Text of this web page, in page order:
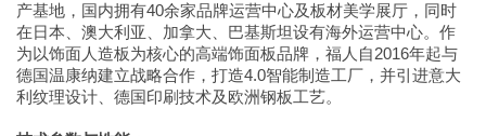
产基地，国内拥有40余家品牌运营中心及板材美学展厅，同时
在日本、澳大利亚、加拿大、巴基斯坦设有海外运营中心。作
为以饰面人造板为核心的高端饰面板品牌，福人自2016年起与
德国温康纳建立战略合作，打造4.0智能制造工厂，并引进意大
利纹理设计、德国印刷技术及欧洲钢板工艺。